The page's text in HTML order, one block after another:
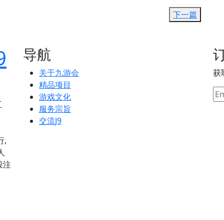
下一篇
,
注
导航
关于九游会
精品项目
游戏文化
服务宗旨
交流J9
获